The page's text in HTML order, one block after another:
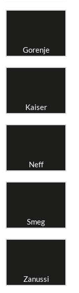
Gorenje
Kaiser
Neff
Smeg
Zanussi